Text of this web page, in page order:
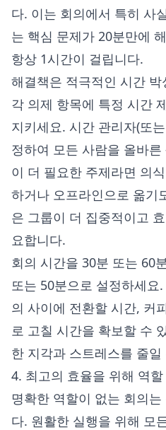
다. 이는 회의에서 특히 사
는 핵심 문제가 20분만에
항상 1시간이 걸립니다.
해결책은 적극적인 시간
각 의제 항목에 특정 시간
지키세요. 시간 관리자(또
정하여 모든 사람을 올바
이 더 필요한 주제라면 의
하거나 오프라인으로 옮기
은 그룹이 더 집중적이고
요합니다.
회의 시간을 30분 또는 60
또는 50분으로 설정하세요
의 사이에 전환할 시간, 커
로 고칠 시간을 확보할 수
한 지각과 스트레스를 줄
4. 최고의 효율을 위해 역
명확한 역할이 없는 회의
다. 원활한 실행을 위해 모